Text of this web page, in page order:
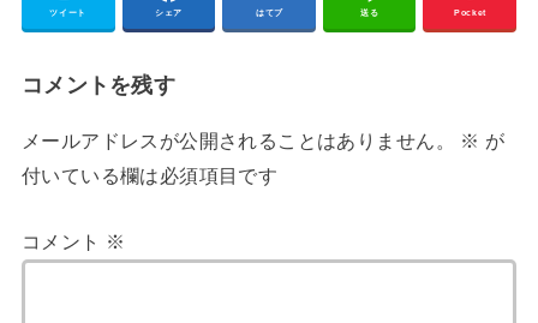
ツイート シェア はてブ 送る Pocket
コメントを残す
メールアドレスが公開されることはありません。 ※ が
付いている欄は必須項目です
コメント ※